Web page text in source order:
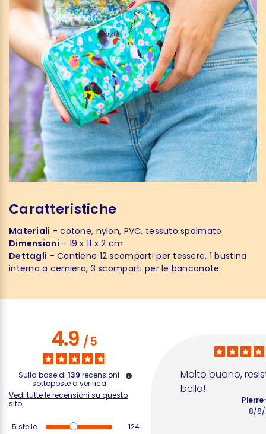
Caratteristiche
Materiali - cotone, nylon, PVC, tessuto spalmato
Dimensioni - 19 x 11 x 2 cm
Dettagli - Contiene 12 scomparti per tessere, 1 bustina
interna a cerniera, 3 scomparti per le banconote.
4.9/5
Sulla base di 139 recensioni
sottoposte a verifica
Vedi tutte le recensioni su questo
sito
5 stelle
124
Molto buono,
bello!
8/8/